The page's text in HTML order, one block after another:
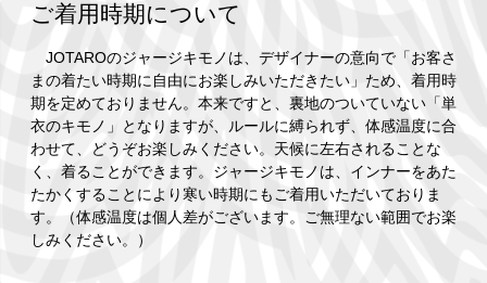
ご着用時期について
JOTAROのジャージキモノは、デザイナーの意向で「お客さ
まの着たい時期に自由にお楽しみいただきたい」ため、着用時
期を定めておりません。本来ですと、裏地のついていない「単
衣のキモノ」となりますが、ルールに縛られず、体感温度に合
わせて、どうぞお楽しみください。天候に左右されることな
く、着ることができます。ジャージキモノは、インナーをあた
たかくすることにより寒い時期にもご着用いただいておりま
す。（体感温度は個人差がございます。ご無理ない範囲でお楽
しみください。）